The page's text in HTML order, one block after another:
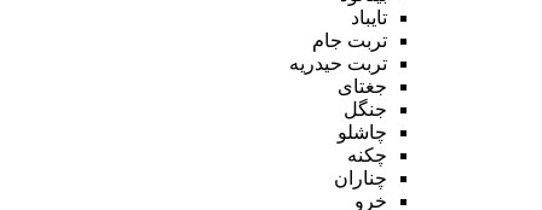
تایباد
تربت جام
تربت حیدریه
جغتای
جنگل
چاشلو
چکنه
چناران
خرو